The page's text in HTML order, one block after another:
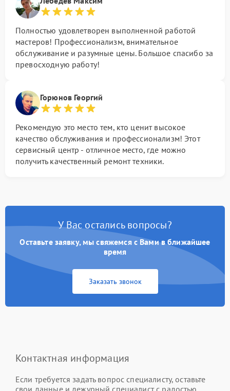
Полностью удовлетворен выполненной работой
мастеров! Профессионализм, внимательное
обслуживание и разумные цены. Большое спасибо за
превосходную работу!
Горюнов Георгий
Рекомендую это место тем, кто ценит высокое
качество обслуживания и профессионализм! Этот
сервисный центр - отличное место, где можно
получить качественный ремонт техники.
У Вас остались вопросы?
Оставьте заявку, мы свяжемся с Вами в ближайшее
время
Заказать звонок
Контактная информация
Если требуется задать вопрос специалисту, оставьте
свои данные и дежурный специалист с радостью